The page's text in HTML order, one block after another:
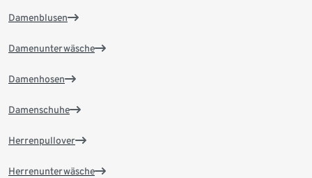
Damenblusen
Damenunterwäsche
Damenhosen
Damenschuhe
Herrenpullover
Herrenunterwäsche